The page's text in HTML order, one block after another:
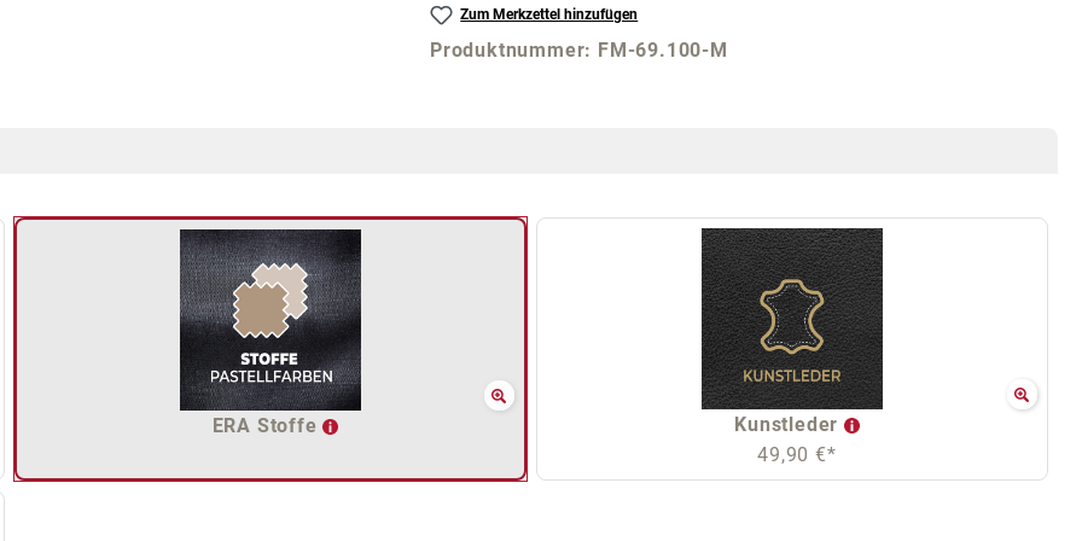
Zum Merkzettel hinzufügen
Produktnummer: FM-69.100-M
ERA Stoffe
Kunstleder
49,90 €*